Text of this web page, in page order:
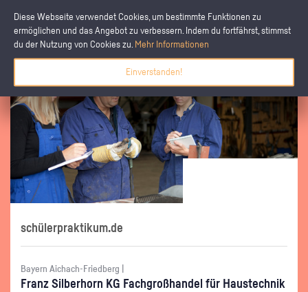
Diese Webseite verwendet Cookies, um bestimmte Funktionen zu
ermöglichen und das Angebot zu verbessern. Indem du fortfährst, stimmst
du der Nutzung von Cookies zu. Mehr Informationen
Einverstanden!
schülerpraktikum.de
Bayern Aichach-Friedberg |
Franz Sil­ber­horn KG Fach­groß­han­del für Haus­tech­nik